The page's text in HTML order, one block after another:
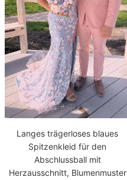
Langes trägerloses blaues
Spitzenkleid für den
Abschlussball mit
Herzausschnitt, Blumenmuster